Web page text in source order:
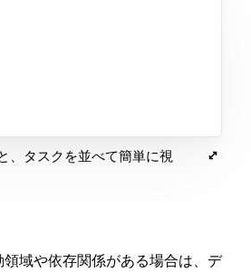
、タスクを並べて簡単に視
域や依存関係がある場合は、デ